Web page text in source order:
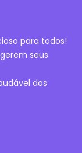
para todos!
seus
das